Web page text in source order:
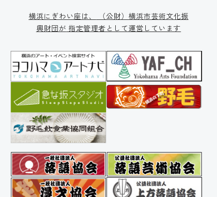
横浜にぎわい座は、
（公財）横浜市芸術文化振
興財団が 指定管理者として運営しています